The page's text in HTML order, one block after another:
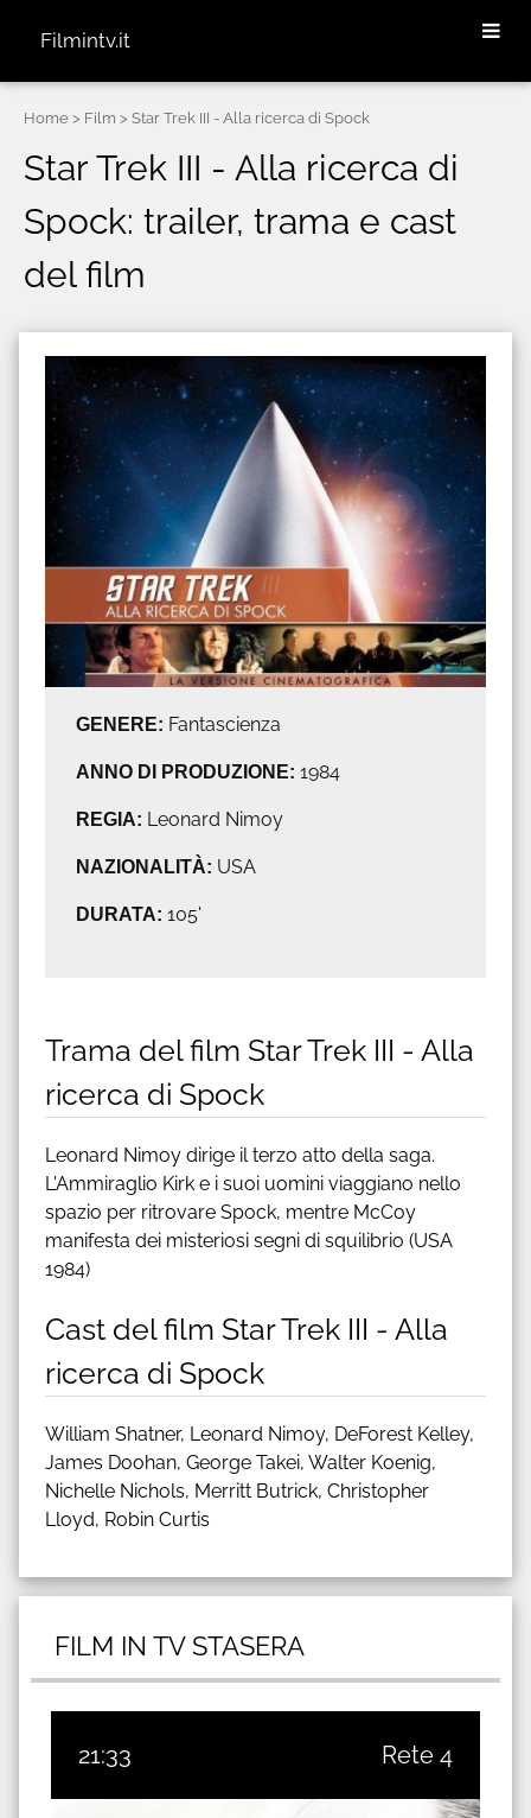
Filmintv.it
Home > Film > Star Trek III - Alla ricerca di Spock
Star Trek III - Alla ricerca di
Spock: trailer, trama e cast
del film
GENERE: Fantascienza
ANNO DI PRODUZIONE: 1984
REGIA: Leonard Nimoy
NAZIONALITÀ: USA
DURATA: 105'
Trama del film Star Trek III - Alla
ricerca di Spock
Leonard Nimoy dirige il terzo atto della saga.
L'Ammiraglio Kirk e i suoi uomini viaggiano nello
spazio per ritrovare Spock, mentre McCoy
manifesta dei misteriosi segni di squilibrio (USA
1984)
Cast del film Star Trek III - Alla
ricerca di Spock
William Shatner, Leonard Nimoy, DeForest Kelley,
James Doohan, George Takei, Walter Koenig,
Nichelle Nichols, Merritt Butrick, Christopher
Lloyd, Robin Curtis
FILM IN TV STASERA
21:33 Rete 4